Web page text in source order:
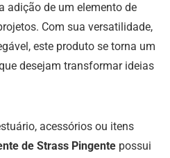
adição de um elemento de
Com sua versatilidade,
este produto se torna um
desejam transformar ideias
acessórios ou itens
de Strass Pingente possui